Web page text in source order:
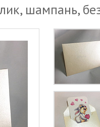
шампань,